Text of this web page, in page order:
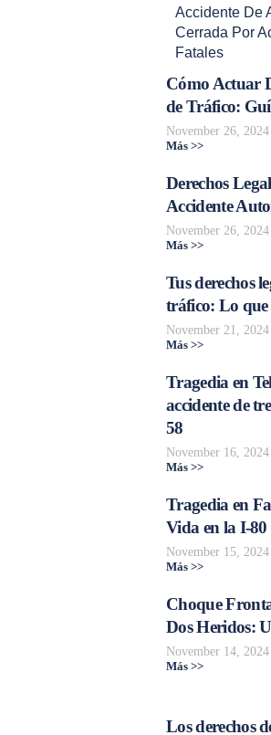
Accidente De
Cerrada Por
Fatales
Cómo Actuar
de Tráfico:
November 26, 2024
Más >>
Derechos
Accidente
November 26, 2024
Más >>
Tus derechos
tráfico: Lo que
November 21, 2024
Más >>
Tragedia en
accidente de
58
November 16, 2024
Más >>
Tragedia en
Vida en la I-80
November 15, 2024
Más >>
Choque
Dos Heridos:
November 14, 2024
Más >>
Los derechos